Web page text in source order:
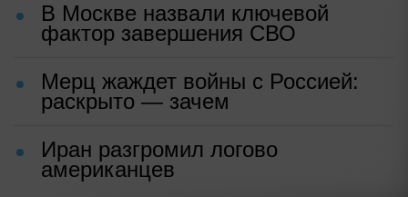
В Москве назвали ключевой
фактор завершения СВО
Мерц жаждет войны с Россией:
раскрыто — зачем
Иран разгромил логово
американцев